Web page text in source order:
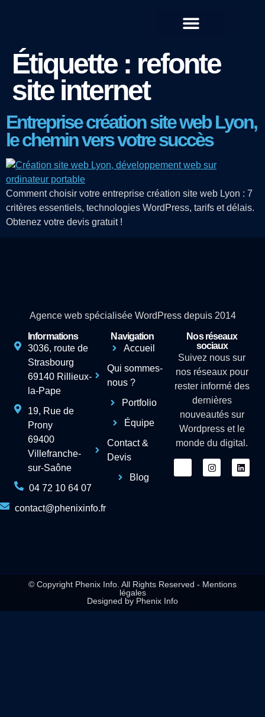
Étiquette : refonte
site internet
Entreprise création site web Lyon,
le chemin vers votre succès
Comment choisir votre entreprise création site web Lyon : 7
critères essentiels, technologies WordPress, tarifs et délais.
Obtenez votre devis gratuit !
Agence web spécialisée WordPress depuis 2014
Informations
3036, route de
Strasbourg
69140 Rillieux-
la-Pape
19, Rue de
Prony
69400
Villefranche-
sur-Saône
04 72 10 64 07
contact@phenixinfo.fr
Navigation
Accueil
Qui sommes-
nous ?
Portfolio
Équipe
Contact &
Devis
Blog
Nos réseaux
sociaux
Suivez nous sur
nos réseaux pour
rester informé des
dernières
nouveautés sur
Wordpress et le
monde du digital.
© Copyright Phenix Info. All Rights Reserved - Mentions
légales
Designed by Phenix Info